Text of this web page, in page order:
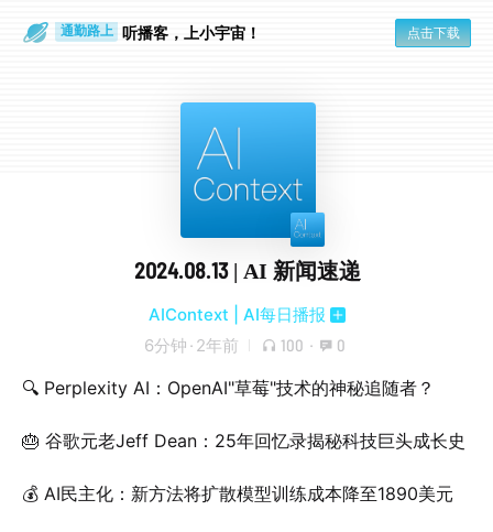
通勤路上 听播客，上小宇宙！ 点击下载
2024.08.13 | AI 新闻速递
AIContext | AI每日播报
6分钟 · 2年前 100 · 0
🔍 Perplexity AI：OpenAI"草莓"技术的神秘追随者？
🎂 谷歌元老Jeff Dean：25年回忆录揭秘科技巨头成长史
💰 AI民主化：新方法将扩散模型训练成本降至1890美元